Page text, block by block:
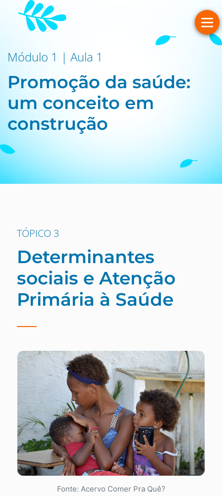
Módulo 1 | Aula 1
Promoção da saúde:
um conceito em
construção
TÓPICO 3
Determinantes
sociais e Atenção
Primária à Saúde
Fonte: Acervo Comer Pra Quê?